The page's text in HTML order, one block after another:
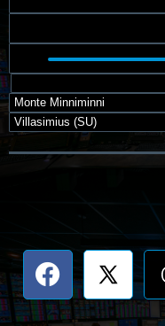
Monte Minniminni
Villasimius (SU)